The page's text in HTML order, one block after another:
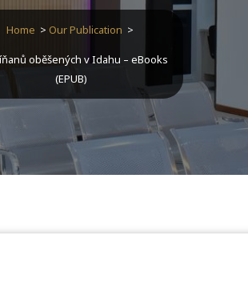
Home > Our Publication >
oběšených v Idahu – eBooks
(EPUB)